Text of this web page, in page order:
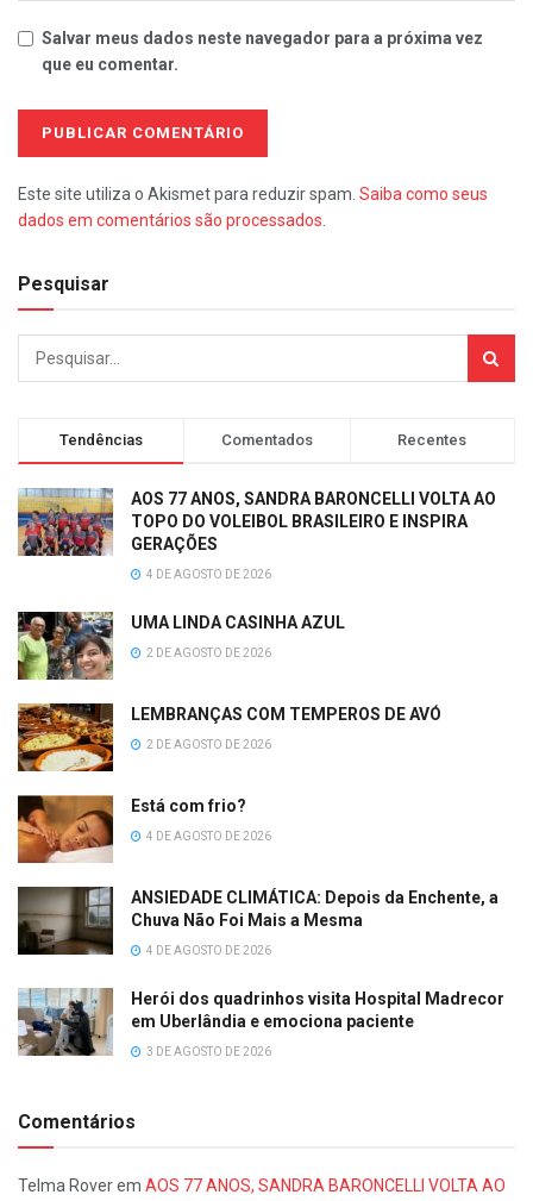
Salvar meus dados neste navegador para a próxima vez
que eu comentar.
Este site utiliza o Akismet para reduzir spam. Saiba como seus
dados em comentários são processados
Pesquisar
Tendências Comentados Recentes
AOS 77 ANOS, SANDRA BARONCELLI VOLTA AO
TOPO DO VOLEIBOL BRASILEIRO E INSPIRA
GERAÇÕES
4 DE AGOSTO DE 2026
UMA LINDA CASINHA AZUL
2 DE AGOSTO DE 2026
LEMBRANÇAS COM TEMPEROS DE AVÓ
2 DE AGOSTO DE 2026
Está com frio?
4 DE AGOSTO DE 2026
ANSIEDADE CLIMÁTICA: Depois da Enchente, a
Chuva Não Foi Mais a Mesma
4 DE AGOSTO DE 2026
Herói dos quadrinhos visita Hospital Madrecor
em Uberlândia e emociona paciente
3 DE AGOSTO DE 2026
Comentários
Telma Roverem AOS 77 ANOS, SANDRA BARONCELLI VOLTA AO